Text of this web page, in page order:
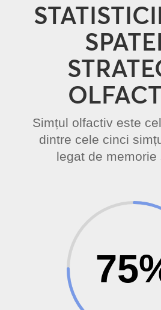
Simțul olfactiv este
dintre cele cinci
legat de memorie
75